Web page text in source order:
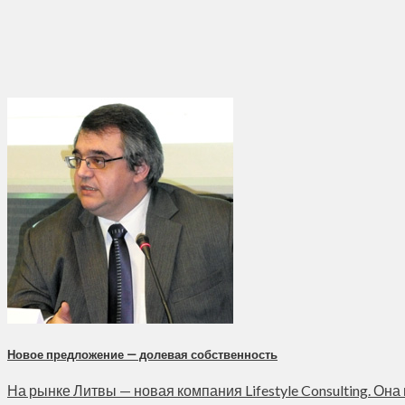
Новое предложение — долевая собственность
На рынке Литвы — новая компания Lifestyle Consulting. Она